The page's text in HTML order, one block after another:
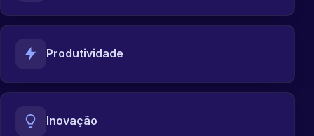
Produtividade
Inovação